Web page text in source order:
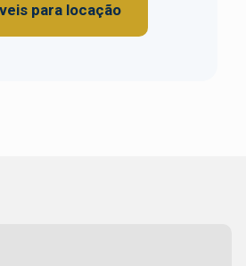
para locação